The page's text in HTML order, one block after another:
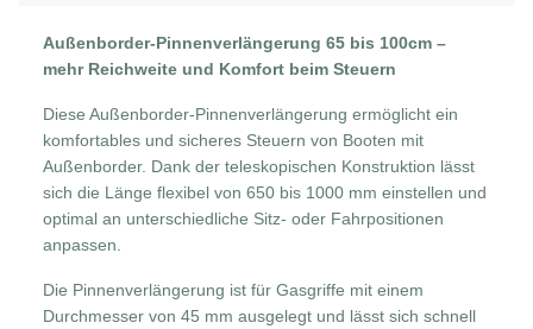
Außenborder-Pinnenverlängerung 65 bis 100cm –
mehr Reichweite und Komfort beim Steuern
Diese Außenborder-Pinnenverlängerung ermöglicht ein
komfortables und sicheres Steuern von Booten mit
Außenborder. Dank der teleskopischen Konstruktion lässt
sich die Länge flexibel von 650 bis 1000 mm einstellen und
optimal an unterschiedliche Sitz- oder Fahrpositionen
anpassen.
Die Pinnenverlängerung ist für Gasgriffe mit einem
Durchmesser von 45 mm ausgelegt und lässt sich schnell